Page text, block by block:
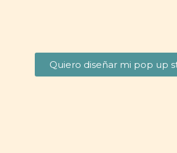
Quiero diseñar mi pop up